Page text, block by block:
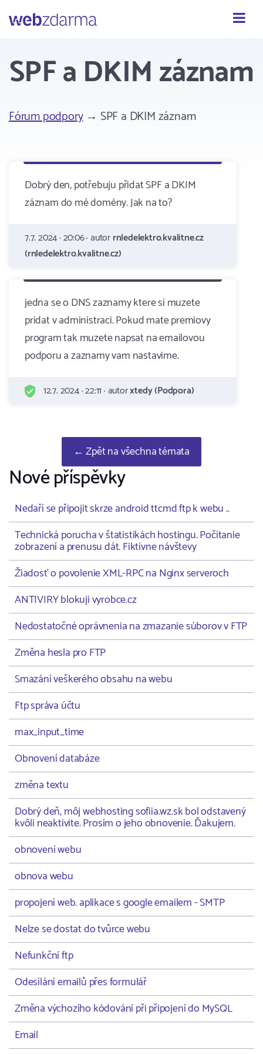
Webzdarma
SPF a DKIM záznam
Fórum podpory→ SPF a DKIM záznam
Dobrý den, potřebuju přidat SPF a DKIM
záznam do mé domény. Jak na to?
7.7. 2024 · 20:06 · autorrnledelektro.kvalitne.cz
(rnledelektro.kvalitne.cz)
jedna se o DNS zaznamy ktere si muzete
pridat v administraci. Pokud mate premiovy
program tak muzete napsat na emailovou
podporu a zaznamy vam nastavime.
12.7. 2024 · 22:11 · autorxtedy (Podpora)
← Zpět na všechna témata
Nové příspěvky
Nedaří se připojit skrze android ttcmd ftp k webu ..
Technická porucha v štatistikách hostingu. Počítanie
zobrazení a prenusu dát. Fiktívne návštevy
Žiadosť o povolenie XML-RPC na Nginx serveroch
ANTIVIRY blokuji vyrobce.cz
Nedostatočné oprávnenia na zmazanie súborov v FTP
Změna hesla pro FTP
Smazání veškerého obsahu na webu
Ftp správa účtu
max_input_time
Obnovení databáze
změna textu
Dobrý deň, môj webhosting sofiia.wz.sk bol odstavený
kvôli neaktivite. Prosím o jeho obnovenie. Ďakujem.
obnovení webu
obnova webu
propojení web. aplikace s google emailem - SMTP
Nelze se dostat do tvůrce webu
Nefunkční ftp
Odesílání emailů přes formulář
Změna výchozího kódování při připojení do MySQL
Email